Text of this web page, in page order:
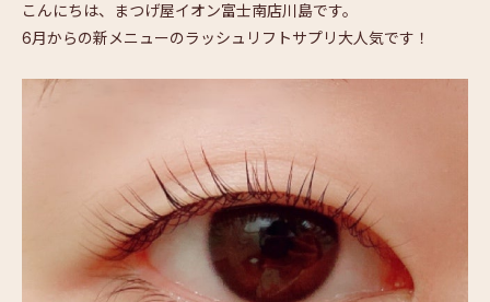
こんにちは、まつげ屋イオン富士南店川島です。
6月からの新メニューのラッシュリフトサプリ大人気です！